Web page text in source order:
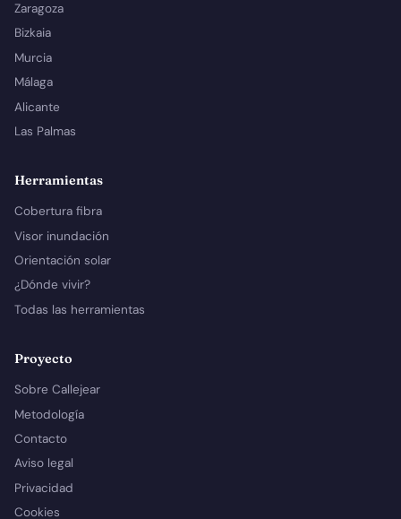
Zaragoza
Bizkaia
Murcia
Málaga
Alicante
Las Palmas
Herramientas
Cobertura fibra
Visor inundación
Orientación solar
¿Dónde vivir?
Todas las herramientas
Proyecto
Sobre Callejear
Metodología
Contacto
Aviso legal
Privacidad
Cookies